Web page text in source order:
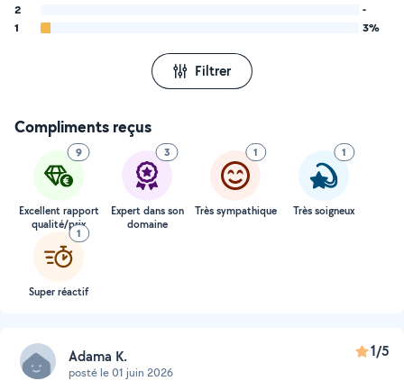
2
-
1
3%
Filtrer
Compliments reçus
9
Excellent rapport
qualité/prix
3
Expert dans son
domaine
1
Très sympathique
1
Très soigneux
1
Super réactif
Adama K.
posté le 01 juin 2026
1/5